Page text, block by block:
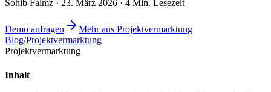
Sohib Falmz · 23. März 2026 · 4 Min. Lesezeit
Demo anfragen
Mehr aus Projektvermarktung
Blog/Projektvermarktung
Projektvermarktung
Inhalt